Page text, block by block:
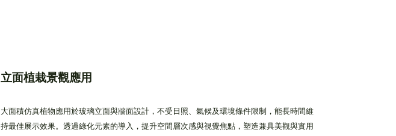
立面植栽景觀應用
大面積仿真植物應用於玻璃立面與牆面設計，不受日照、氣候及環境條件限制，能長時間維
持最佳展示效果。透過綠化元素的導入，提升空間層次感與視覺焦點，塑造兼具美觀與實用